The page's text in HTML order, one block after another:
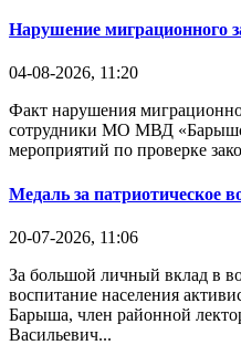
Нарушение миграционного
04-08-2026, 11:20
Факт нарушения
сотрудники МО МВД
мероприятий по проверке
Медаль за патриотическое
20-07-2026, 11:06
За большой личный вклад в
воспитание населения
Барыша, член районной
Васильевич...